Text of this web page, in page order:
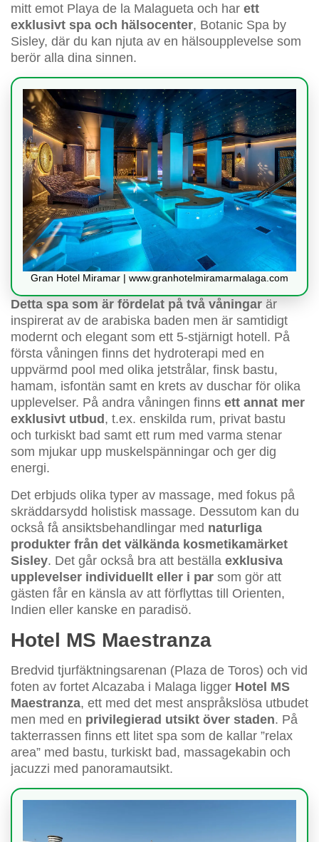
mitt emot Playa de la Malagueta och har ett
exklusivt spa och hälsocenter, Botanic Spa by
Sisley, där du kan njuta av en hälsoupplevelse som
berör alla dina sinnen.
Gran Hotel Miramar | www.granhotelmiramarmalaga.com
Detta spa som är fördelat på två våningar är
inspirerat av de arabiska baden men är samtidigt
modernt och elegant som ett 5-stjärnigt hotell. På
första våningen finns det hydroterapi med en
uppvärmd pool med olika jetstrålar, finsk bastu,
hamam, isfontän samt en krets av duschar för olika
upplevelser. På andra våningen finns ett annat mer
exklusivt utbud , t.ex. enskilda rum, privat bastu
och turkiskt bad samt ett rum med varma stenar
som mjukar upp muskelspänningar och ger dig
energi.
Det erbjuds olika typer av massage, med fokus på
skräddarsydd holistisk massage. Dessutom kan du
också få ansiktsbehandlingar med naturliga
produkter från det välkända kosmetikamärket
Sisley. Det går också bra att beställa exklusiva
upplevelser individuellt eller i par som gör att
gästen får en känsla av att förflyttas till Orienten,
Indien eller kanske en paradisö.
Hotel MS Maestranza
Bredvid tjurfäktningsarenan (Plaza de Toros) och vid
foten av fortet Alcazaba i Malaga ligger Hotel MS
Maestranza, ett med det mest anspråkslösa utbudet
men med en privilegierad utsikt över staden. På
takterrassen finns ett litet spa som de kallar ”relax
area” med bastu, turkiskt bad, massagekabin och
jacuzzi med panoramautsikt.